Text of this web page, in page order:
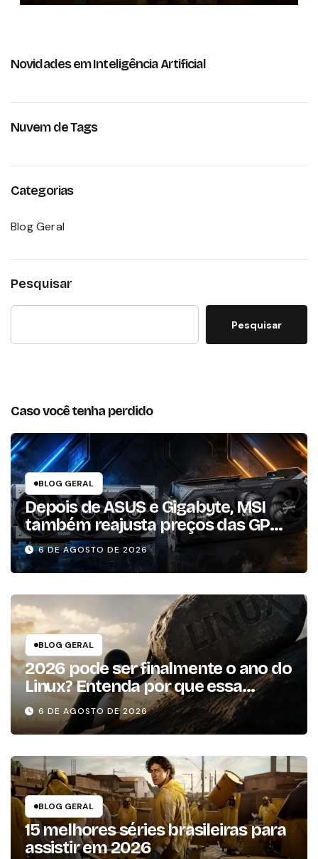
Novidades em Inteligência Artificial
Nuvem de Tags
Categorias
Blog Geral
Pesquisar
Pesquisar
Caso você tenha perdido
BLOG GERAL
Depois de ASUS e Gigabyte, MSI
também reajusta preços das GPUs
em mais de 20%
6 DE AGOSTO DE 2026
BLOG GERAL
2026 pode ser finalmente o ano do
Linux? Entenda por que essa
previsão voltou à tona
6 DE AGOSTO DE 2026
BLOG GERAL
15 melhores séries brasileiras para
assistir em 2026